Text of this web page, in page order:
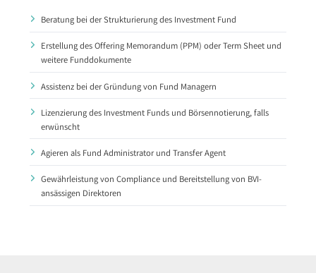
Beratung bei der Strukturierung des Investment Fund
Erstellung des Offering Memorandum (PPM) oder Term Sheet und
weitere Funddokumente
Assistenz bei der Gründung von Fund Managern
Lizenzierung des Investment Funds und Börsennotierung, falls
erwünscht
Agieren als Fund Administrator und Transfer Agent
Gewährleistung von Compliance und Bereitstellung von BVI-
ansässigen Direktoren